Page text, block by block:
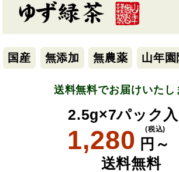
国産 無添加 無農薬 山年園
送料無料でお届けいたし
2.5g×7パック入
1,280 円～
(税込)
送料無料